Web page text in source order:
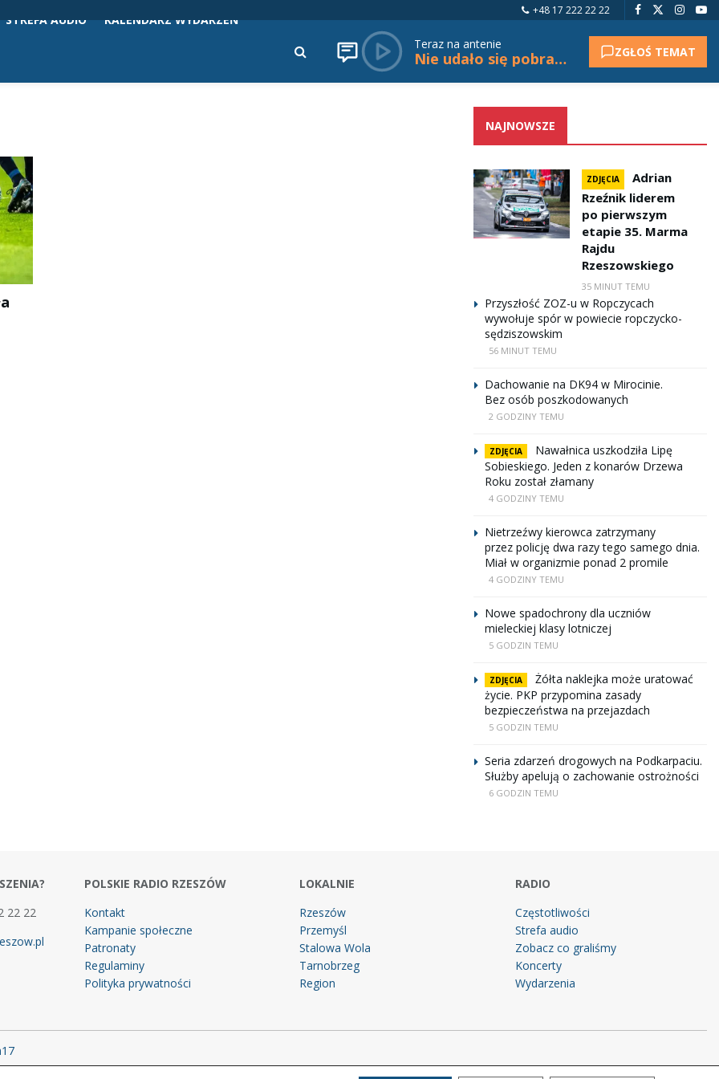
+48 17 222 22 22
STREFA AUDIO KALENDARZ WYDARZEŃ
Teraz na antenie
Nie udało się pobrać tytułu. ZGŁOŚ TEMAT
NAJNOWSZE
ZDJĘCIA
Adrian
Rzeźnik liderem
po pierwszym
etapie 35. Marma
Rajdu
Rzeszowskiego
35 MINUT TEMU
Przyszłość ZOZ-u w Ropczycach
wywołuje spór w powiecie ropczycko-
sędziszowskim
56 MINUT TEMU
Dachowanie na DK94 w Mirocinie.
Bez osób poszkodowanych
2 GODZINY TEMU
ZDJĘCIA
Nawałnica uszkodziła Lipę
Sobieskiego. Jeden z konarów Drzewa
Roku został złamany
4 GODZINY TEMU
Nietrzeźwy kierowca zatrzymany
przez policję dwa razy tego samego dnia.
Miał w organizmie ponad 2 promile
4 GODZINY TEMU
Nowe spadochrony dla uczniów
mieleckiej klasy lotniczej
5 GODZIN TEMU
ZDJĘCIA
Żółta naklejka może uratować
życie. PKP przypomina zasady
bezpieczeństwa na przejazdach
5 GODZIN TEMU
Seria zdarzeń drogowych na Podkarpaciu.
Służby apelują o zachowanie ostrożności
6 GODZIN TEMU
22 22
POLSKIE RADIO RZESZÓW
Kontakt
Kampanie społeczne
Patronaty
Regulaminy
Polityka prywatności
LOKALNIE
Rzeszów
Przemyśl
Stalowa Wola
Tarnobrzeg
Region
RADIO
Częstotliwości
Strefa audio
Zobacz co graliśmy
Koncerty
Wydarzenia